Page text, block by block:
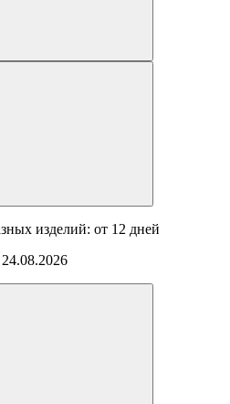
изделий: от 12 дней
24.08.2026